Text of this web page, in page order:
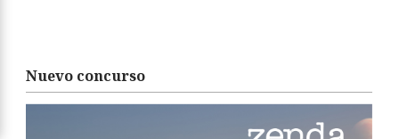
Nuevo concurso